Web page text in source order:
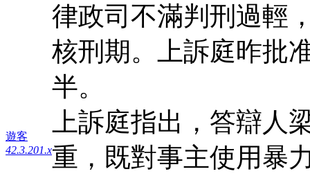
遊客
42.3.201.x
律政司不滿判刑過輕
核刑期。上訴庭昨批
半。
上訴庭指出，答辯人
重，既對事主使用暴